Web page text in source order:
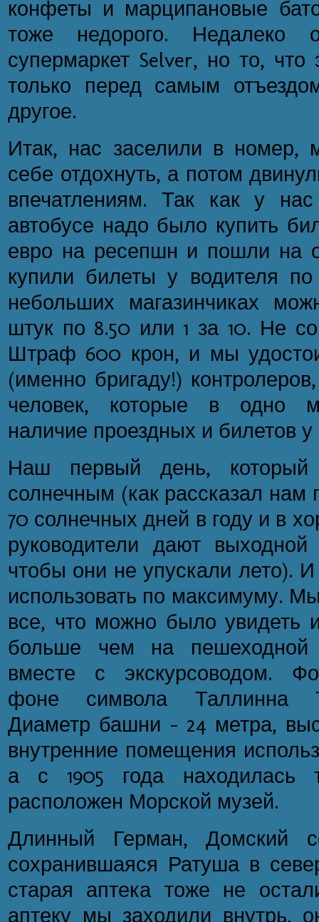
конфеты и марципановые
тоже недорого. Недалеко
супермаркет Selver, но то,
только перед самым
другое.
Итак, нас заселили в номер,
себе отдохнуть, а потом
впечатлениям. Так как у
автобусе надо было купить
евро на ресепшн и пошли на
купили билеты у водителя
небольших магазинчиках
штук по 8.50 или 1 за 10. Не
Штраф 600 крон, и мы
(именно бригаду!)
человек, которые в одно
наличие проездных и билетов
Наш первый день,
солнечным (как рассказал нам
70 солнечных дней в году и в
руководители дают
чтобы они не упускали лето).
использовать по максимуму.
все, что можно было увидеть
больше чем на пешеходной
вместе с экскурсоводом.
фоне символа Таллинна
Диаметр башни – 24 метра,
внутренние помещения
а с 1905 года находилась
расположен Морской музей.
Длинный Герман, Домский
сохранившаяся Ратуша в
старая аптека тоже не
аптеку мы заходили внутрь,